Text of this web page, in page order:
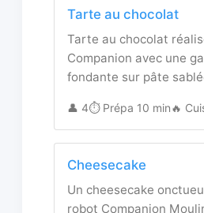
Tarte au chocolat
Tarte au chocolat
Companion avec une
fondante sur pâte
👤 4⏱️ Prépa 10 min🔥
Cheesecake
Un cheesecake
robot Companion